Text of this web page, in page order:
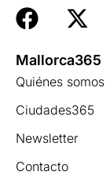
Mallorca365
Quiénes somos
Ciudades365
Newsletter
Contacto